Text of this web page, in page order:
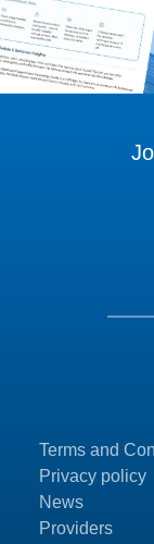
Terms and
Privacy policy
News
Providers